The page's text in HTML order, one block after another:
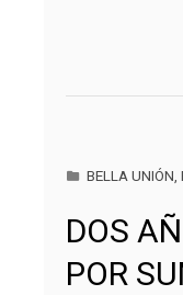
BELLA UNIÓN,
DOS
POR